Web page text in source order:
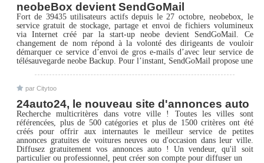
neobeBox devient SendGoMail
Fort de 39435 utilisateurs actifs depuis le 27 octobre, neobebox, le
service gratuit de stockage, partage et envoi de fichiers volumineux
via Internet créé par la start-up neobe devient SendGoMail. Ce
changement de nom répond à la volonté des dirigeants de vouloir
démarquer ce service d’envoi de gros e-mails d’avec leur service de
télésauvegarde neobe Backup. Pour l’instant, SendGoMail propose une
par Citytoo
24auto24, le nouveau site d'annonces auto
Recherche multicritères dans votre ville ! Toutes les villes sont
référencées, plus de 500 catégories et plus de 1500 critères ont été
créés pour offrir aux internautes le meilleur service de petites
annonces gratuites de voitures neuves ou d'occasion dans leur ville.
Diffusez gratuitement vos annonces auto ! Un vendeur, qu'il soit
particulier ou professionnel, peut créer son compte pour diffuser un